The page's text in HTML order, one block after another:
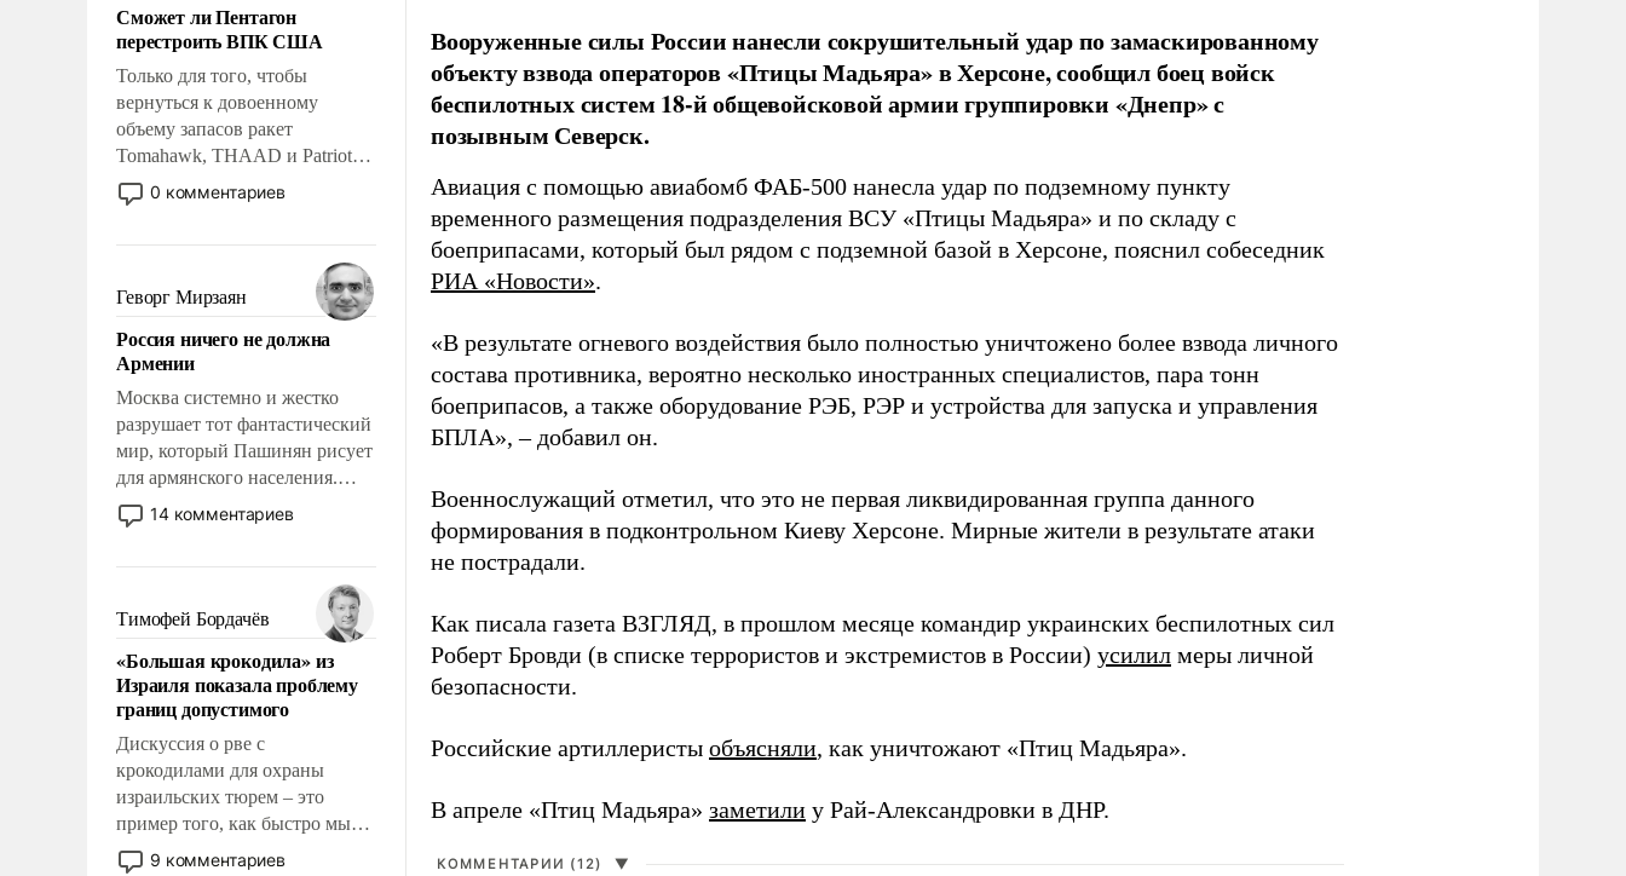
Сможет ли Пентагон
перестроить ВПК США
Только для того, чтобы
вернуться к довоенному
объему запасов ракет
Tomahawk, THAAD и Patriot
США потребуется более трех
лет. Даже небольшая война с
Сложившаяся ситуация
означает многолетний период
уязвимости США, например,
перед Китаем.
0 комментариев
Геворг Мирзаян
Россия ничего не должна
Армении
Москва системно и жестко
разрушает тот фантастический
мир, который Пашинян рисует
для армянского населения.
Мир, где этому населению все
должны просто по
политические прожекты будут
беспрекословно оплачиваться
за счет российских
налогоплательщиков и где за
свои поступки не нужно
отвечать.
14 комментариев
Тимофей Бордачёв
«Большая крокодила» из
Израиля показала проблему
границ допустимого
Дискуссия о рве с
крокодилами для охраны
израильских тюрем – это
пример того, как быстро мы
двигаемся по пути
9 комментариев
Вооруженные силы России нанесли сокрушительный удар по замаскированному
объекту взвода операторов «Птицы Мадьяра» в Херсоне, сообщил боец войск
беспилотных систем 18-й общевойсковой армии группировки «Днепр» с
позывным Северск.
Авиация с помощью авиабомб ФАБ-500 нанесла удар по подземному пункту
временного размещения подразделения ВСУ «Птицы Мадьяра» и по складу с
боеприпасами, который был рядом с подземной базой в Херсоне, пояснил собеседник
РИА «Новости».
«В результате огневого воздействия было полностью уничтожено более взвода личного
состава противника, вероятно несколько иностранных специалистов, пара тонн
боеприпасов, а также оборудование РЭБ, РЭР и устройства для запуска и управления
БПЛА», – добавил он.
Военнослужащий отметил, что это не первая ликвидированная группа данного
формирования в подконтрольном Киеву Херсоне. Мирные жители в результате атаки
не пострадали.
Как писала газета ВЗГЛЯД, в прошлом месяце командир украинских беспилотных сил
Роберт Бровди (в списке террористов и экстремистов в России) усилил меры личной
безопасности.
Российские артиллеристы объясняли, как уничтожают «Птиц Мадьяра».
В апреле «Птиц Мадьяра» заметили у Рай-Александровки в ДНР.
КОММЕНТАРИИ (12) ▼